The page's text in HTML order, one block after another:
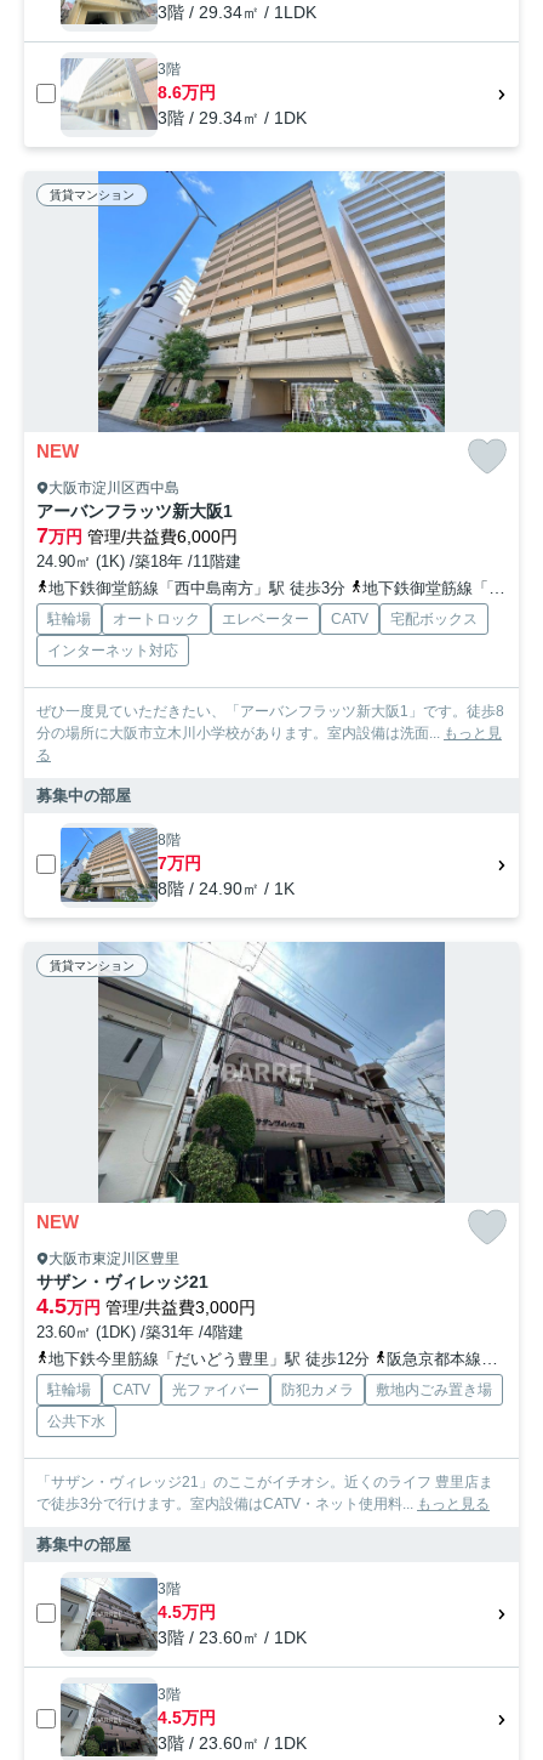
3階 / 29.34㎡ / 1LDK
3階
8.6万円
3階 / 29.34㎡ / 1DK
賃貸マンション
NEW
大阪市淀川区西中島
アーバンフラッツ新大阪1
7万円 管理/共益費6,000円
24.90㎡ (1K) /築18年 /11階建
地下鉄御堂筋線「西中島南方」駅 徒歩3分
地下鉄御堂筋線「新大阪」駅 徒歩15分
駐輪場 オートロック エレベーター CATV
宅配ボックス
インターネット対応
ぜひ一度見ていただきたい、「アーバンフラッツ新大阪1」です。徒歩8
分の場所に大阪市立木川小学校があります。室内設備は洗面...
もっと見
る
募集中の部屋
8階
7万円
8階 / 24.90㎡ / 1K
賃貸マンション
NEW
大阪市東淀川区豊里
サザン・ヴィレッジ21
4.5万円 管理/共益費3,000円
23.60㎡ (1DK) /築31年 /4階建
地下鉄今里筋線「だいどう豊里」駅 徒歩12分
阪急京都本線「上新庄」駅 徒歩16分
駐輪場 CATV 光ファイバー 防犯カメラ
敷地内ごみ置き場
公共下水
「サザン・ヴィレッジ21」のここがイチオシ。近くのライフ 豊里店ま
で徒歩3分で行けます。室内設備はCATV・ネット使用料...
もっと見る
募集中の部屋
3階
4.5万円
3階 / 23.60㎡ / 1DK
3階
4.5万円
3階 / 23.60㎡ / 1DK